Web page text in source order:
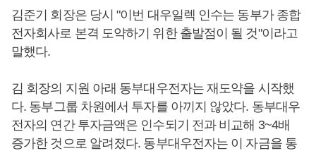
김준기 회장은 당시 "이번 대우일렉 인수는 동부가 종합
전자회사로 본격 도약하기 위한 출발점이 될 것"이라고
말했다.
김 회장의 지원 아래 동부대우전자는 재도약을 시작했
다. 동부그룹 차원에서 투자를 아끼지 않았다. 동부대우
전자의 연간 투자금액은 인수되기 전과 비교해 3~4배
증가한 것으로 알려졌다. 동부대우전자는 이 자금을 통